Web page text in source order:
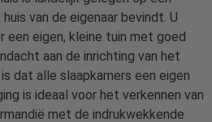
van de eigenaar bevindt. U
eigen, kleine tuin met goed
aan de inrichting van het
dat alle slaapkamers een eigen
is ideaal voor het verkennen van
met de indrukwekkende